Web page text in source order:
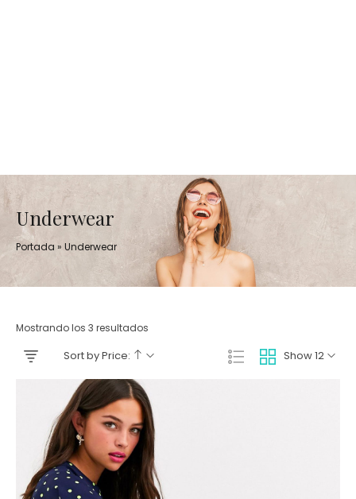
Underwear
Portada » Underwear
Mostrando los 3 resultados
Show 12
Sort by Price: